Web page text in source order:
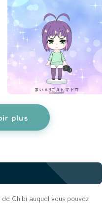
plus
Chibi auquel vous pouvez